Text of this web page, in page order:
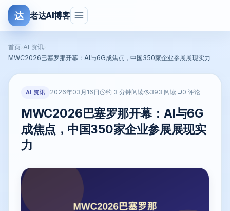
达 老达AI博客
首页 AI 资讯
MWC2026巴塞罗那开幕：AI与6G成焦点，中国350家企业参展展现实力
AI 资讯 2026年03月16日 约 3 分钟阅读 393 阅读 0 评论
MWC2026巴塞罗那开幕：AI与6G
成焦点，中国350家企业参展展现实
力